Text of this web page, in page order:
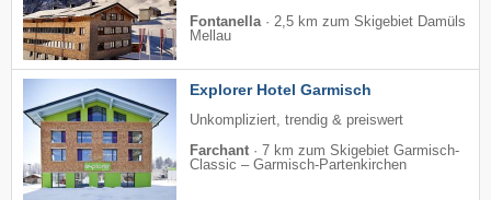
Fontanella · 2,5 km zum Skigebiet Damüls
Mellau
Explorer Hotel Garmisch
Unkompliziert, trendig & preiswert
Farchant · 7 km zum Skigebiet Garmisch-
Classic – Garmisch-Partenkirchen